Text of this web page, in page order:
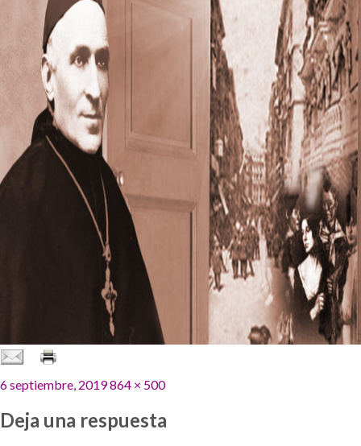
Publicado
6 septiembre, 2019Tamaño
864 × 500
Deja una respuesta